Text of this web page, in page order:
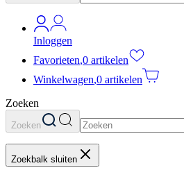
Inloggen
Favorieten,0 artikelen
Winkelwagen,0 artikelen
Zoeken
Zoeken
Zoekbalk sluiten